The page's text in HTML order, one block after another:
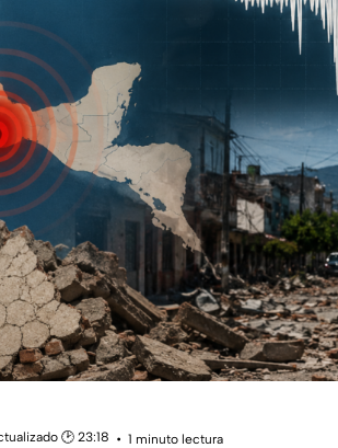
🕑 23:18
1 minuto lectura